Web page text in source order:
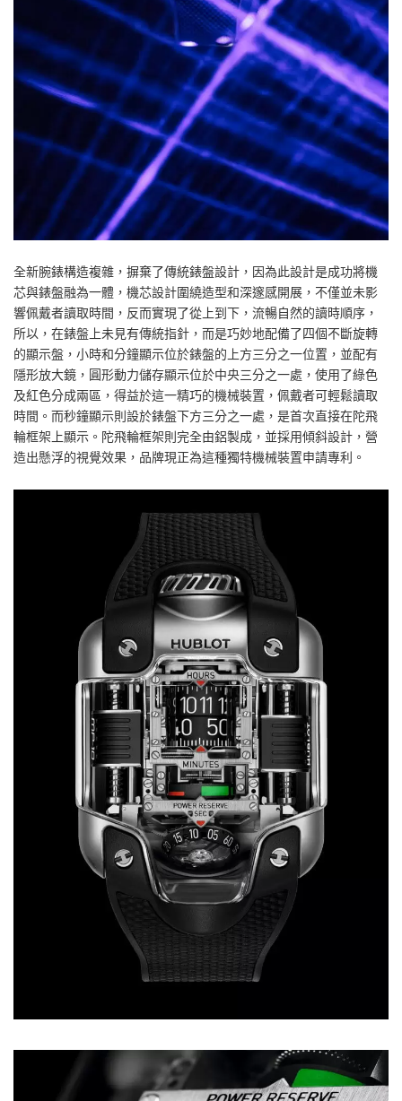
全新腕錶構造複雜，摒棄了傳統錶盤設計，因為此設計是成功將機
芯與錶盤融為一體，機芯設計圍繞造型和深邃感開展，不僅並未影
響佩戴者讀取時間，反而實現了從上到下，流暢自然的讀時順序，
所以，在錶盤上未見有傳統指針，而是巧妙地配備了四個不斷旋轉
的顯示盤，小時和分鐘顯示位於錶盤的上方三分之一位置，並配有
隱形放大鏡，圓形動力儲存顯示位於中央三分之一處，使用了綠色
及紅色分成兩區，得益於這一精巧的機械裝置，佩戴者可輕鬆讀取
時間。而秒鐘顯示則設於錶盤下方三分之一處，是首次直接在陀飛
輪框架上顯示。陀飛輪框架則完全由鋁製成，並採用傾斜設計，營
造出懸浮的視覺效果，品牌現正為這種獨特機械裝置申請專利。